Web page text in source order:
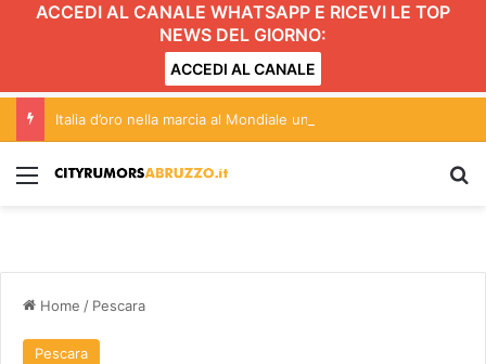
ACCEDI AL CANALE WHATSAPP E RICEVI LE TOP
NEWS DEL GIORNO:
ACCEDI AL CANALE
Menu
Home / Pescara
Pescara